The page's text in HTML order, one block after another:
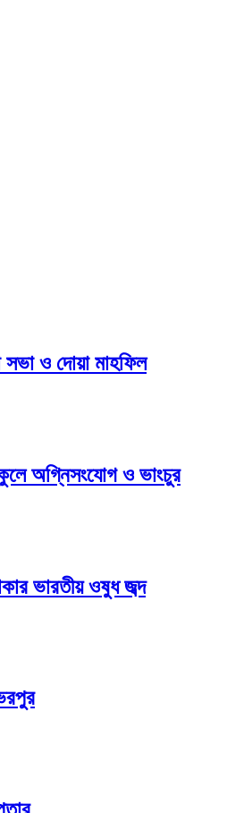
ও দোয়া মাহফিল
অগ্নিসংযোগ ও ভাংচুর
ভারতীয় ওষুধ জব্দ